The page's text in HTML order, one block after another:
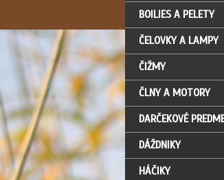
BOILIES A PELETY
ČELOVKY A LAMPY
ČIŽMY
ČLNY A MOTORY
DARČEKOVÉ
DÁŽDNIKY
HÁČIKY